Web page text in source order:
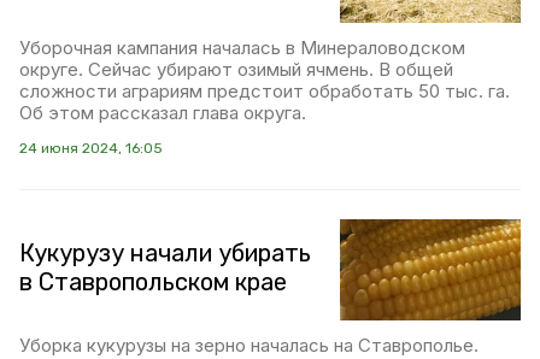
Уборочная кампания началась в Минераловодском
округе. Сейчас убирают озимый ячмень. В общей
сложности аграриям предстоит обработать 50 тыс. га.
Об этом рассказал глава округа.
24 июня 2024, 16:05
Кукурузу начали убирать
в Ставропольском крае
Уборка кукурузы на зерно началась на Ставрополье.